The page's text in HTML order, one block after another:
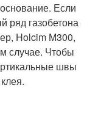
Если
ряд газобетона
Holcim М300,
случае. Чтобы
швы